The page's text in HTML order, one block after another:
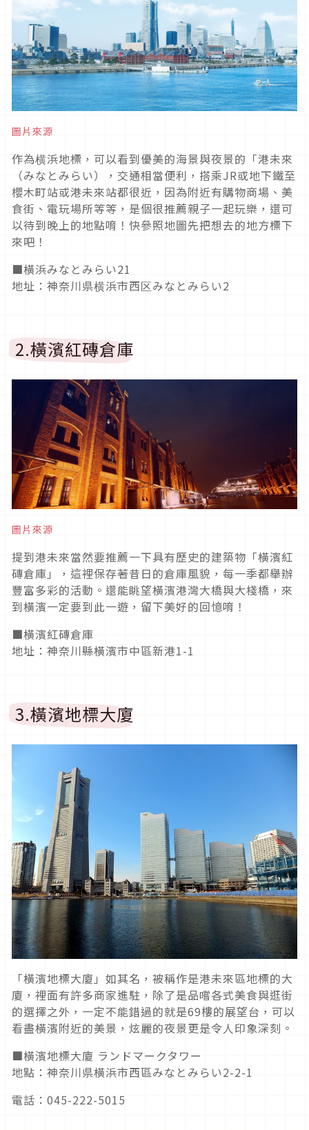
圖片來源
作為横浜地標，可以看到優美的海景與夜景的「港未來
（みなとみらい），交通相當便利，搭乘JR或地下鐵至
櫻木町站或港未來站都很近，因為附近有購物商場、美
食街、電玩場所等等，是個很推薦親子一起玩樂，還可
以待到晚上的地點唷！快參照地圖先把想去的地方標下
來吧！
■橫浜みなとみらい21
地址：神奈川県横浜市西区みなとみらい2
2.橫濱紅磚倉庫
圖片來源
提到港未來當然要推薦一下具有歷史的建築物「橫濱紅
磚倉庫」，這裡保存著昔日的倉庫風貌，每一季都舉辦
豐富多彩的活動。還能眺望橫濱港灣大橋與大棧橋，來
到橫濱一定要到此一遊，留下美好的回憶唷！
■橫濱紅磚倉庫
地址：神奈川縣橫濱市中區新港1-1
3.橫濱地標大廈
「橫濱地標大廈」如其名，被稱作是港未來區地標的大
廈，裡面有許多商家進駐，除了是品嚐各式美食與逛街
的選擇之外，一定不能錯過的就是69樓的展望台，可以
看盡橫濱附近的美景，炫麗的夜景更是令人印象深刻。
■橫濱地標大廈 ランドマークタワー
地點：神奈川県橫浜市西區みなとみらい2-2-1
電話：045-222-5015